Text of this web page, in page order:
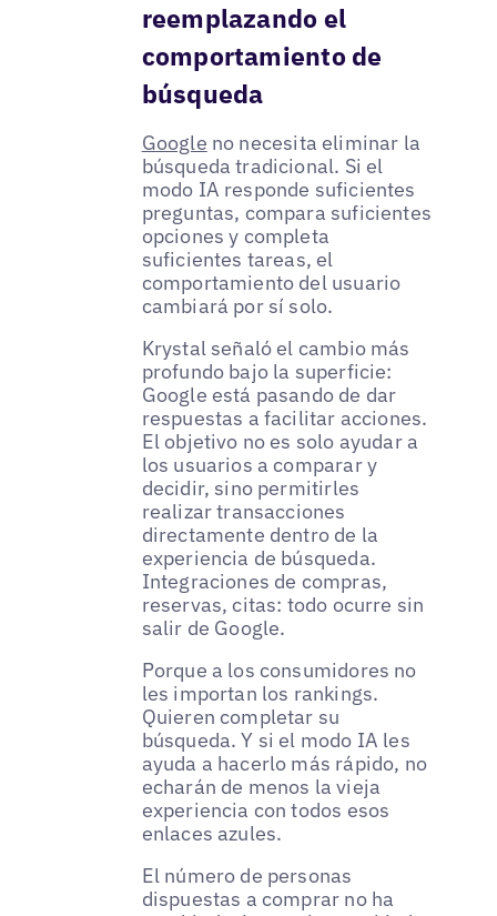
reemplazando el
comportamiento de
búsqueda
Google no necesita eliminar la
búsqueda tradicional. Si el
modo IA responde suficientes
preguntas, compara suficientes
opciones y completa
suficientes tareas, el
comportamiento del usuario
cambiará por sí solo.
Krystal señaló el cambio más
profundo bajo la superficie:
Google está pasando de dar
respuestas a facilitar acciones.
El objetivo no es solo ayudar a
los usuarios a comparar y
decidir, sino permitirles
realizar transacciones
directamente dentro de la
experiencia de búsqueda.
Integraciones de compras,
reservas, citas: todo ocurre sin
salir de Google.
Porque a los consumidores no
les importan los rankings.
Quieren completar su
búsqueda. Y si el modo IA les
ayuda a hacerlo más rápido, no
echarán de menos la vieja
experiencia con todos esos
enlaces azules.
El número de personas
dispuestas a comprar no ha